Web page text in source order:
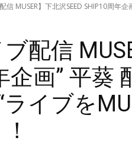
信 MUSER】下北沢SEED SHIP10周年
ブ配信
企画” 平葵
ライブを